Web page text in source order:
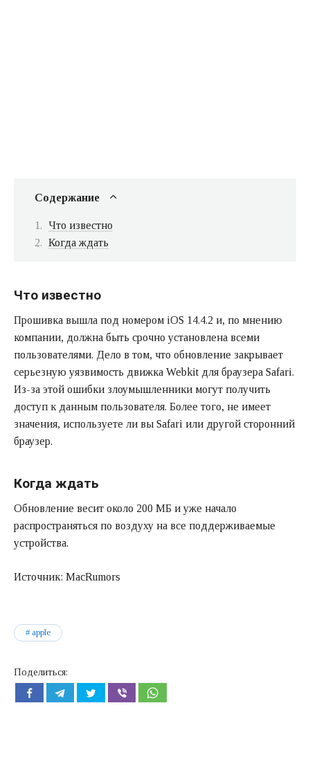
Содержание
Что известно
Когда ждать
Что известно
Прошивка вышла под номером iOS 14.4.2 и, по мнению
компании, должна быть срочно установлена всеми
пользователями. Дело в том, что обновление закрывает
серьезную уязвимость движка Webkit для браузера Safari.
Из-за этой ошибки злоумышленники могут получить
доступ к данным пользователя. Более того, не имеет
значения, используете ли вы Safari или другой сторонний
браузер.
Когда ждать
Обновление весит около 200 МБ и уже начало
распространяться по воздуху на все поддерживаемые
устройства.
Источник: MacRumors
apple
Поделиться: